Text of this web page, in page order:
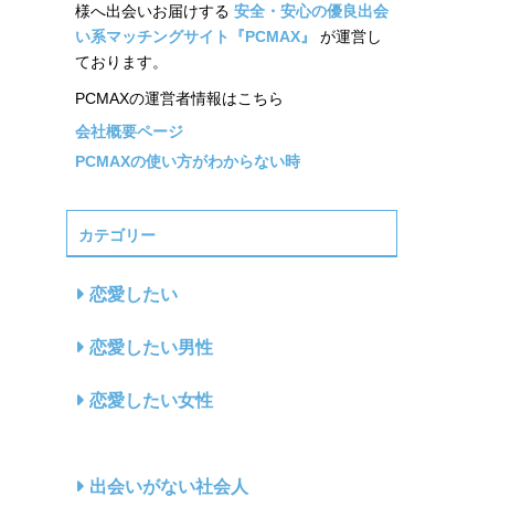
様へ出会いお届けする 安全・安心の優良出会
い系マッチングサイト『PCMAX』
が運営し
ております。
PCMAXの運営者情報はこちら
会社概要ページ
PCMAXの使い方がわからない時
カテゴリー
恋愛したい
恋愛したい男性
恋愛したい女性
出会いがない社会人